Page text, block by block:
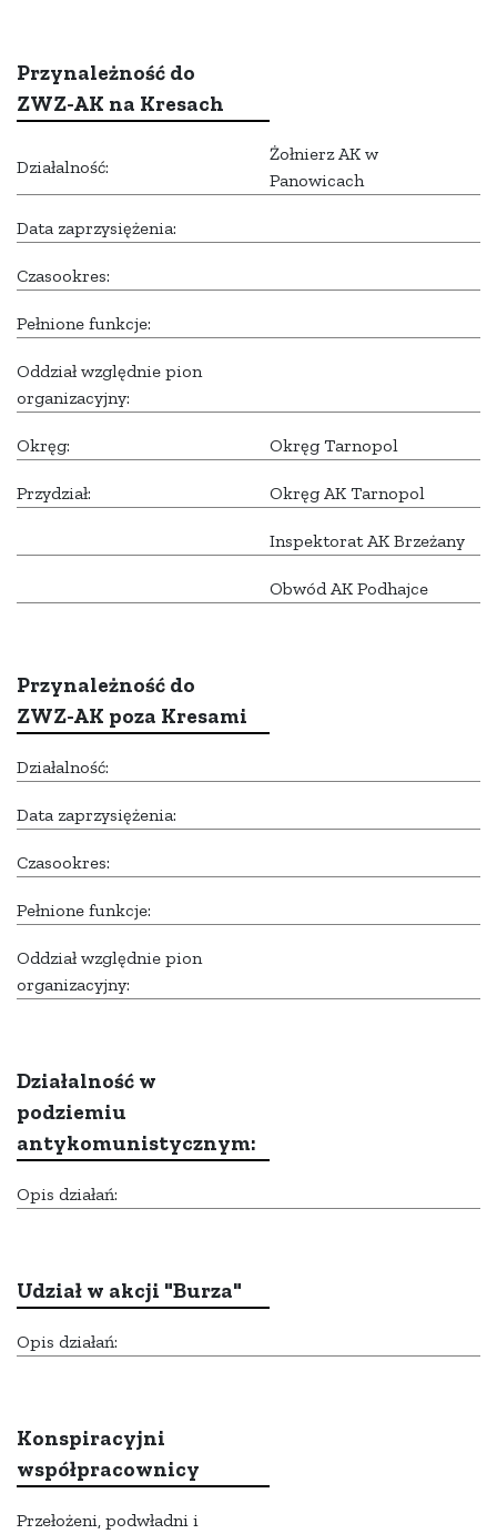
Przynależność do
ZWZ-AK na Kresach
Działalność:
Żołnierz AK w
Panowicach
Data zaprzysiężenia:
Czasookres:
Pełnione funkcje:
Oddział względnie pion
organizacyjny:
Okręg: Okręg Tarnopol
Przydział: Okręg AK Tarnopol
Inspektorat AK Brzeżany
Obwód AK Podhajce
Przynależność do
ZWZ-AK poza Kresami
Działalność:
Data zaprzysiężenia:
Czasookres:
Pełnione funkcje:
Oddział względnie pion
organizacyjny:
Działalność w
podziemiu
antykomunistycznym:
Opis działań:
Udział w akcji "Burza"
Opis działań:
Konspiracyjni
współpracownicy
Przełożeni, podwładni i